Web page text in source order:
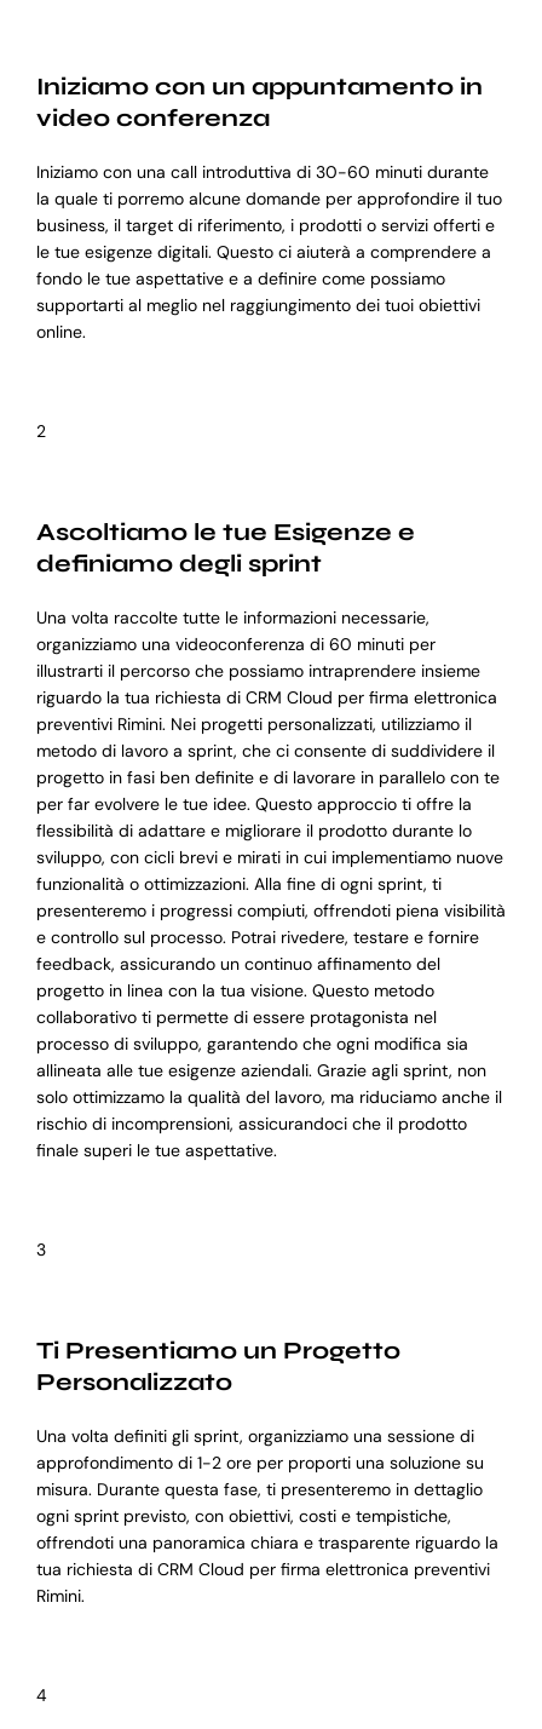
Iniziamo con un appuntamento in
video conferenza
Iniziamo con una call introduttiva di 30-60 minuti durante
la quale ti porremo alcune domande per approfondire il tuo
business, il target di riferimento, i prodotti o servizi offerti e
le tue esigenze digitali. Questo ci aiuterà a comprendere a
fondo le tue aspettative e a definire come possiamo
supportarti al meglio nel raggiungimento dei tuoi obiettivi
online.
2
Ascoltiamo le tue Esigenze e
definiamo degli sprint
Una volta raccolte tutte le informazioni necessarie,
organizziamo una videoconferenza di 60 minuti per
illustrarti il percorso che possiamo intraprendere insieme
riguardo la tua richiesta di CRM Cloud per firma elettronica
preventivi Rimini. Nei progetti personalizzati, utilizziamo il
metodo di lavoro a sprint, che ci consente di suddividere il
progetto in fasi ben definite e di lavorare in parallelo con te
per far evolvere le tue idee. Questo approccio ti offre la
flessibilità di adattare e migliorare il prodotto durante lo
sviluppo, con cicli brevi e mirati in cui implementiamo nuove
funzionalità o ottimizzazioni. Alla fine di ogni sprint, ti
presenteremo i progressi compiuti, offrendoti piena visibilità
e controllo sul processo. Potrai rivedere, testare e fornire
feedback, assicurando un continuo affinamento del
progetto in linea con la tua visione. Questo metodo
collaborativo ti permette di essere protagonista nel
processo di sviluppo, garantendo che ogni modifica sia
allineata alle tue esigenze aziendali. Grazie agli sprint, non
solo ottimizzamo la qualità del lavoro, ma riduciamo anche il
rischio di incomprensioni, assicurandoci che il prodotto
finale superi le tue aspettative.
3
Ti Presentiamo un Progetto
Personalizzato
Una volta definiti gli sprint, organizziamo una sessione di
approfondimento di 1-2 ore per proporti una soluzione su
misura. Durante questa fase, ti presenteremo in dettaglio
ogni sprint previsto, con obiettivi, costi e tempistiche,
offrendoti una panoramica chiara e trasparente riguardo la
tua richiesta di CRM Cloud per firma elettronica preventivi
Rimini.
4